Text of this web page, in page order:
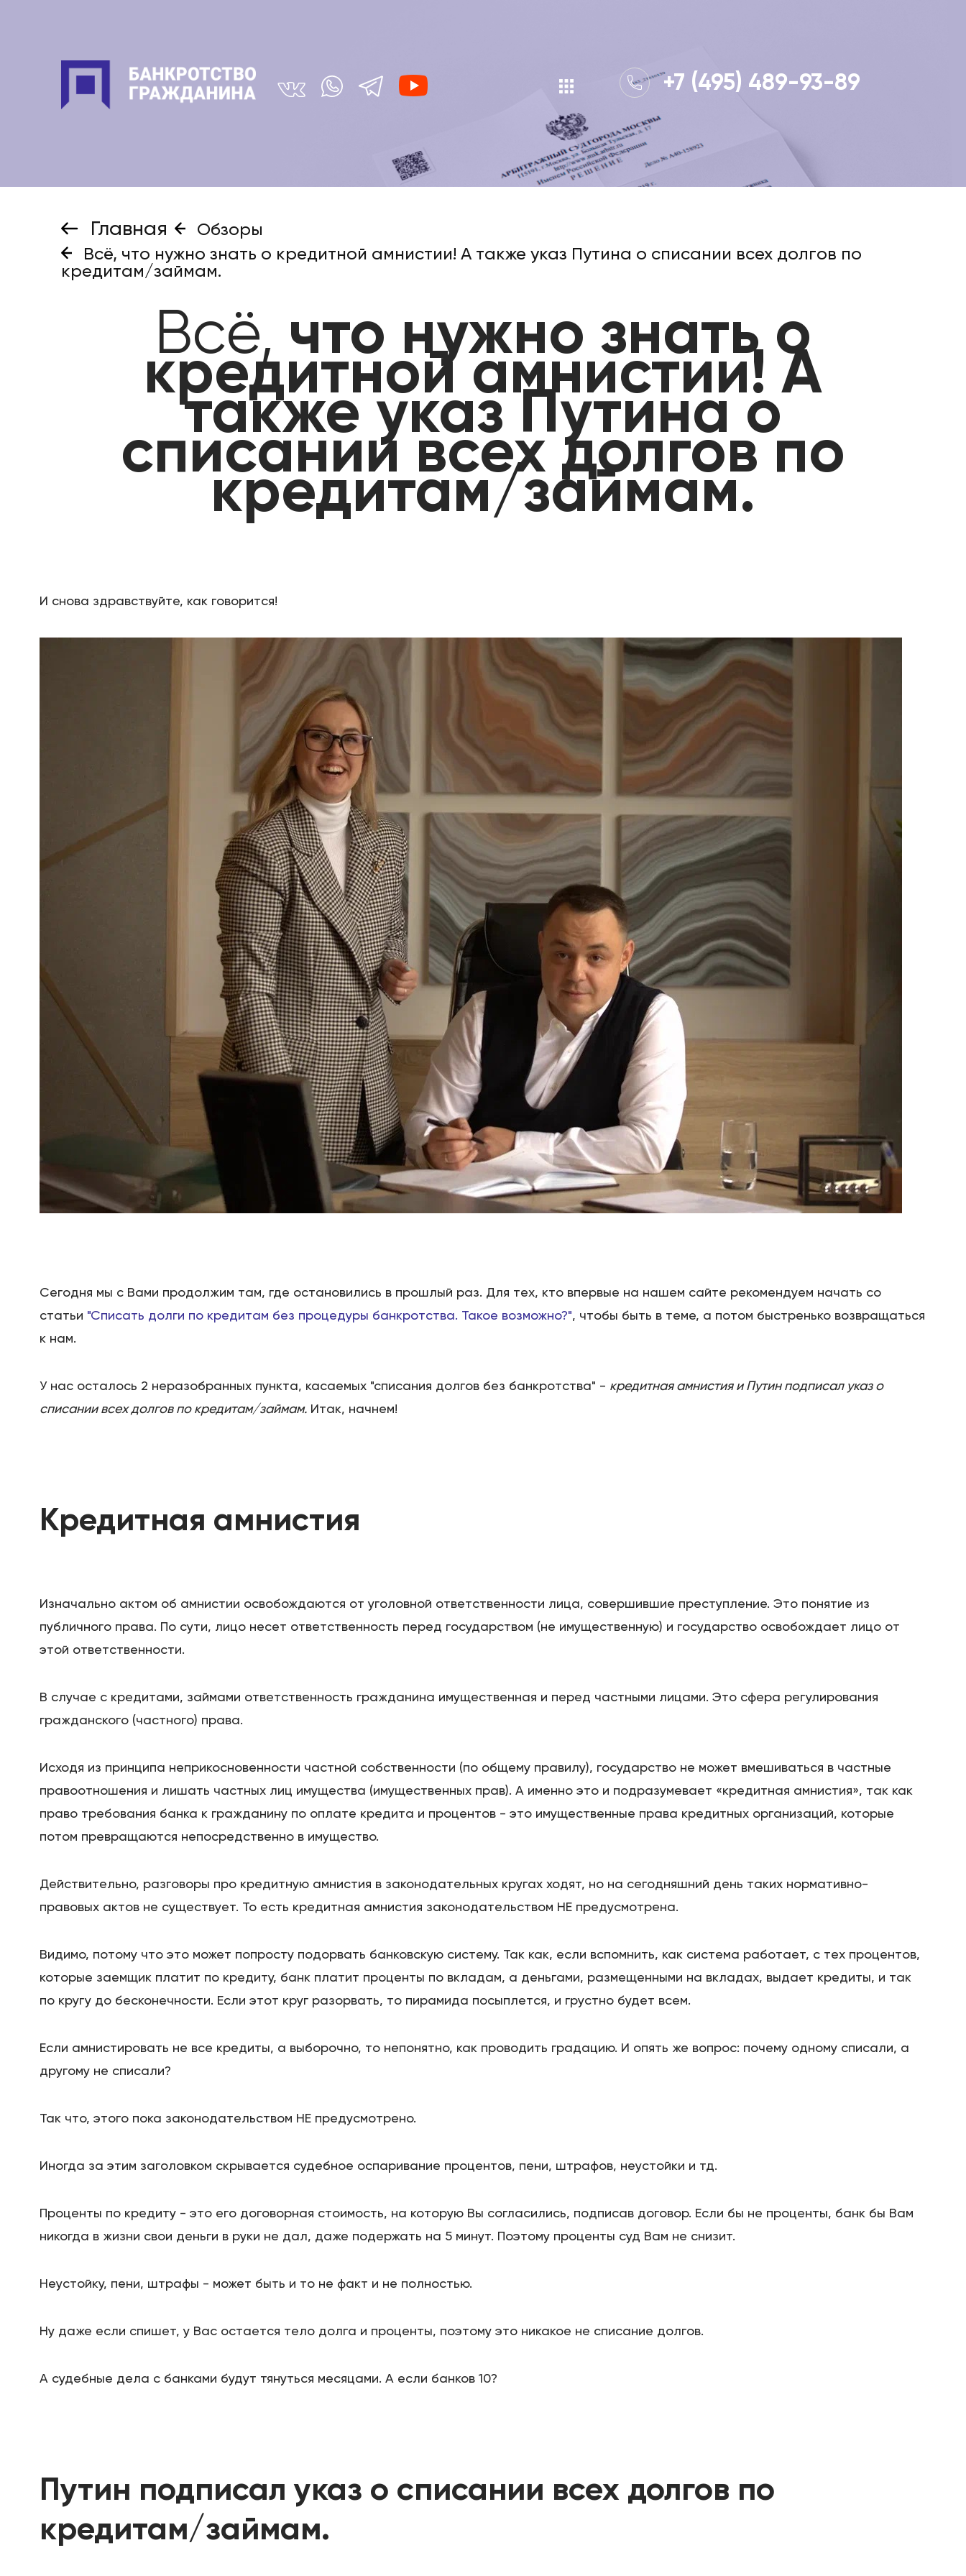
+7 (495) 489-93-89
Главная
Обзоры
Всё, что нужно знать о кредитной амнистии! А также указ Путина о списании всех долгов по
кредитам/займам.
Всё, что нужно знать о
кредитной амнистии! А
также указ Путина о
списании всех долгов по
кредитам/займам.
И снова здравствуйте, как говорится!
Сегодня мы с Вами продолжим там, где остановились в прошлый раз. Для тех, кто впервые на нашем сайте рекомендуем начать со
статьи "Списать долги по кредитам без процедуры банкротства. Такое возможно?", чтобы быть в теме, а потом быстренько возвращаться
к нам.
У нас осталось 2 неразобранных пункта, касаемых "списания долгов без банкротства" - кредитная амнистия и Путин подписал указ о
списании всех долгов по кредитам/займам. Итак, начнем!
Кредитная амнистия
Изначально актом об амнистии освобождаются от уголовной ответственности лица, совершившие преступление. Это понятие из
публичного права. По сути, лицо несет ответственность перед государством (не имущественную) и государство освобождает лицо от
этой ответственности.
В случае с кредитами, займами ответственность гражданина имущественная и перед частными лицами. Это сфера регулирования
гражданского (частного) права.
Исходя из принципа неприкосновенности частной собственности (по общему правилу), государство не может вмешиваться в частные
правоотношения и лишать частных лиц имущества (имущественных прав). А именно это и подразумевает «кредитная амнистия», так как
право требования банка к гражданину по оплате кредита и процентов - это имущественные права кредитных организаций, которые
потом превращаются непосредственно в имущество.
Действительно, разговоры про кредитную амнистия в законодательных кругах ходят, но на сегодняшний день таких нормативно-
правовых актов не существует. То есть кредитная амнистия законодательством НЕ предусмотрена.
Видимо, потому что это может попросту подорвать банковскую систему. Так как, если вспомнить, как система работает, с тех процентов,
которые заемщик платит по кредиту, банк платит проценты по вкладам, а деньгами, размещенными на вкладах, выдает кредиты, и так
по кругу до бесконечности. Если этот круг разорвать, то пирамида посыплется, и грустно будет всем.
Если амнистировать не все кредиты, а выборочно, то непонятно, как проводить градацию. И опять же вопрос: почему одному списали, а
другому не списали?
Так что, этого пока законодательством НЕ предусмотрено.
Иногда за этим заголовком скрывается судебное оспаривание процентов, пени, штрафов, неустойки и тд.
Проценты по кредиту - это его договорная стоимость, на которую Вы согласились, подписав договор. Если бы не проценты, банк бы Вам
никогда в жизни свои деньги в руки не дал, даже подержать на 5 минут. Поэтому проценты суд Вам не снизит.
Неустойку, пени, штрафы - может быть и то не факт и не полностью.
Ну даже если спишет, у Вас остается тело долга и проценты, поэтому это никакое не списание долгов.
А судебные дела с банками будут тянуться месяцами. А если банков 10?
Путин подписал указ о списании всех долгов по
кредитам/займам.
БАНКРОТСТВО ОНЛАЙН